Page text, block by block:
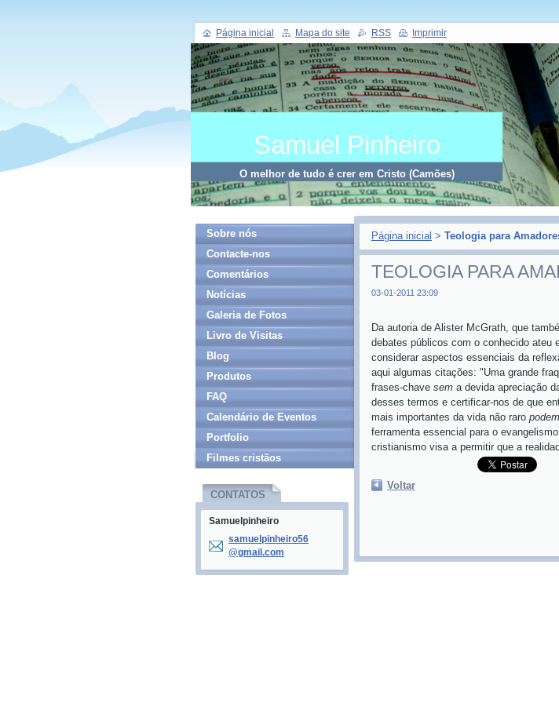
Samuel Pinheiro
O melhor de tudo é crer em Cristo (Camões)
Página inicial > Teologia para
TEOLOGIA PARA
03-01-2011 23:09
Da autoria de Alister McGrath, que
debates públicos com o conhecido ateu
considerar aspectos essenciais da
aqui algumas citações: "Uma grande
frases-chave sem a devida apreciação
desses termos e certificar-nos de que
mais importantes da vida não raro podem
ferramenta essencial para o
cristianismo visa a permitir que a
Voltar
Sobre nós
Contacte-nos
Comentários
Notícias
Galeria de Fotos
Livro de Visitas
Blog
Produtos
FAQ
Calendário de Eventos
Portfolio
Filmes cristãos
CONTATOS
Samuelpinheiro
samuelpinheiro56
@gmail.com
Página inicial Mapa do site RSS Imprimir